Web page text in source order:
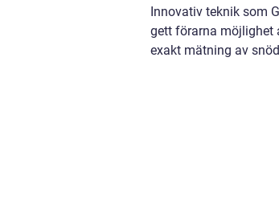
Innovativ teknik som
gett förarna möjlighet
exakt mätning av